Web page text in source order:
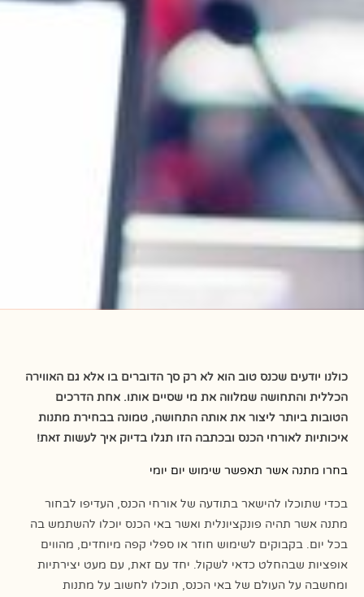
כולנו יודעים שכנס טוב הוא לא רק סך הדוברים בו אלא גם האווירה
הכללית והתחושה שמלווה את מי שסיים אותו. אחת הדרכים
הטובות ביותר ליצור את אותה התחושה, טמונה בבחירת מתנות
איכותיות לאורחי הכנס ובכתבה הזו תגלו בדיוק איך לעשות זאת!
בחרו מתנה אשר תאפשר שימוש יום יומי
בכדי שתוכלו להישאר בתודעה של אורחי הכנס, העדיפו לבחור
מתנה אשר תהיה פונקציונלית ואשר באי הכנס יוכלו להשתמש בה
בכל יום. בקבוקים לשימוש חוזר או ספלי קפה מיוחדים, מהווים
אופציות שבהחלט כדאי לשקול. יחד עם זאת, עם מעט יצירתיות
ומחשבה על העולם של באי הכנס, תוכלו לחשוב על מתנות